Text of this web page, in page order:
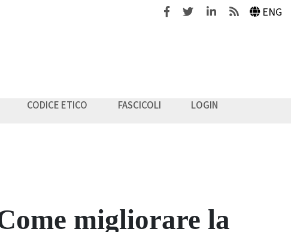
FacebookTwitterLinkedinFeeds ENG
CODICE ETICO FASCICOLI
LOGIN
migliorare la